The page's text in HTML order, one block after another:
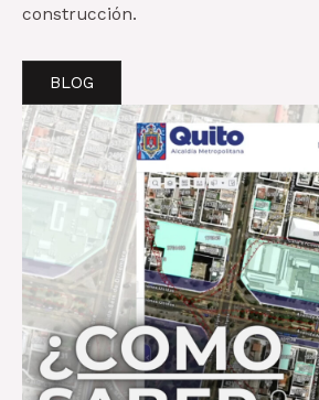
construcción.
BLOG